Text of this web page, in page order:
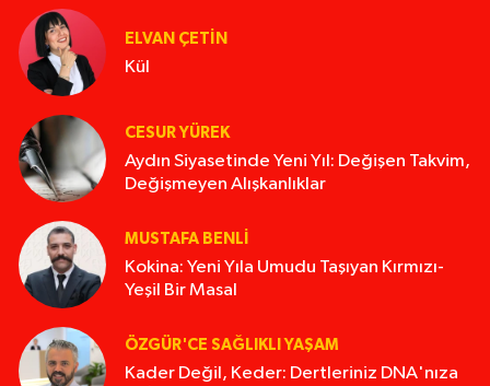
ELVAN ÇETIN
Kül
CESUR YÜREK
Aydın Siyasetinde Yeni Yıl: Değişen Takvim,
Değişmeyen Alışkanlıklar
MUSTAFA BENLI
Kokina: Yeni Yıla Umudu Taşıyan Kırmızı-
Yeşil Bir Masal
ÖZGÜR'CE SAĞLIKLI YAŞAM
Kader Değil, Keder: Dertleriniz DNA'nıza